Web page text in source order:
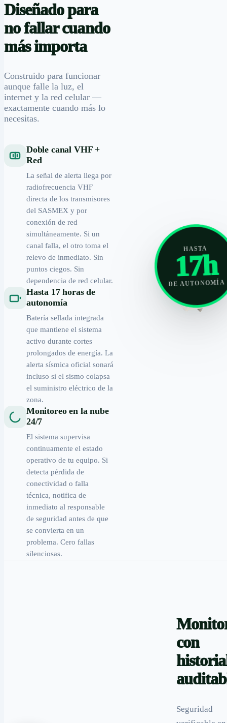
Diseñado para
no fallar cuando
más importa
Construido para funcionar
aunque falle la luz, el
internet y la red celular —
exactamente cuando más lo
necesitas.
Doble canal VHF +
Red
La señal de alerta llega por
radiofrecuencia VHF
directa de los transmisores
del SASMEX y por
conexión de red
simultáneamente. Si un
canal falla, el otro toma el
relevo de inmediato. Sin
puntos ciegos. Sin
dependencia de red celular.
Hasta 17 horas de
autonomía
Batería sellada integrada
que mantiene el sistema
activo durante cortes
prolongados de energía. La
alerta sísmica oficial sonará
incluso si el sismo colapsa
el suministro eléctrico de la
zona.
Monitoreo en la nube
24/7
El sistema supervisa
continuamente el estado
operativo de tu equipo. Si
detecta pérdida de
conectividad o falla
técnica, notifica de
inmediato al responsable
de seguridad antes de que
se convierta en un
problema. Cero fallas
silenciosas.
HASTA
17h
DE AUTONOMÍA
con
Seguridad